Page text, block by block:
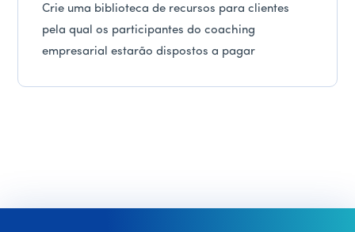
Crie uma biblioteca de recursos para clientes
pela qual os participantes do coaching
empresarial estarão dispostos a pagar